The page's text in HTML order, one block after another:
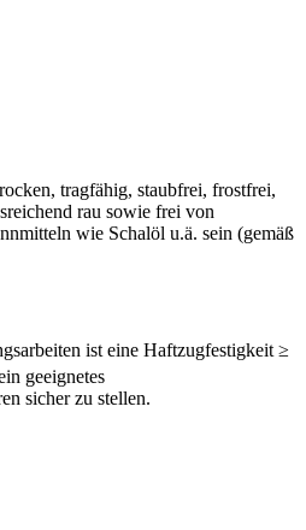
tragfähig, staubfrei, frostfrei,
rau sowie frei von
wie Schalöl u.ä. sein (gemäß
ist eine Haftzugfestigkeit ≥
geeignetes
sicher zu stellen.